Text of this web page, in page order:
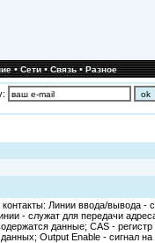
•Сети•Связь•Разное
Линии ввода/вывода -
- служат для передачи
данные; CAS - регистр
Output Enable - сигнал на